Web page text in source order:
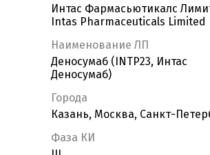
Интас Фармасьютикалс
Intas Pharmaceuticals Limited
Наименование ЛП
Деносумаб (INTP23, Интас
Деносумаб)
Города
Казань, Москва, Санкт-
Фаза КИ